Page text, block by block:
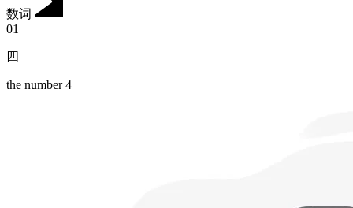
数词
01
四
the number 4